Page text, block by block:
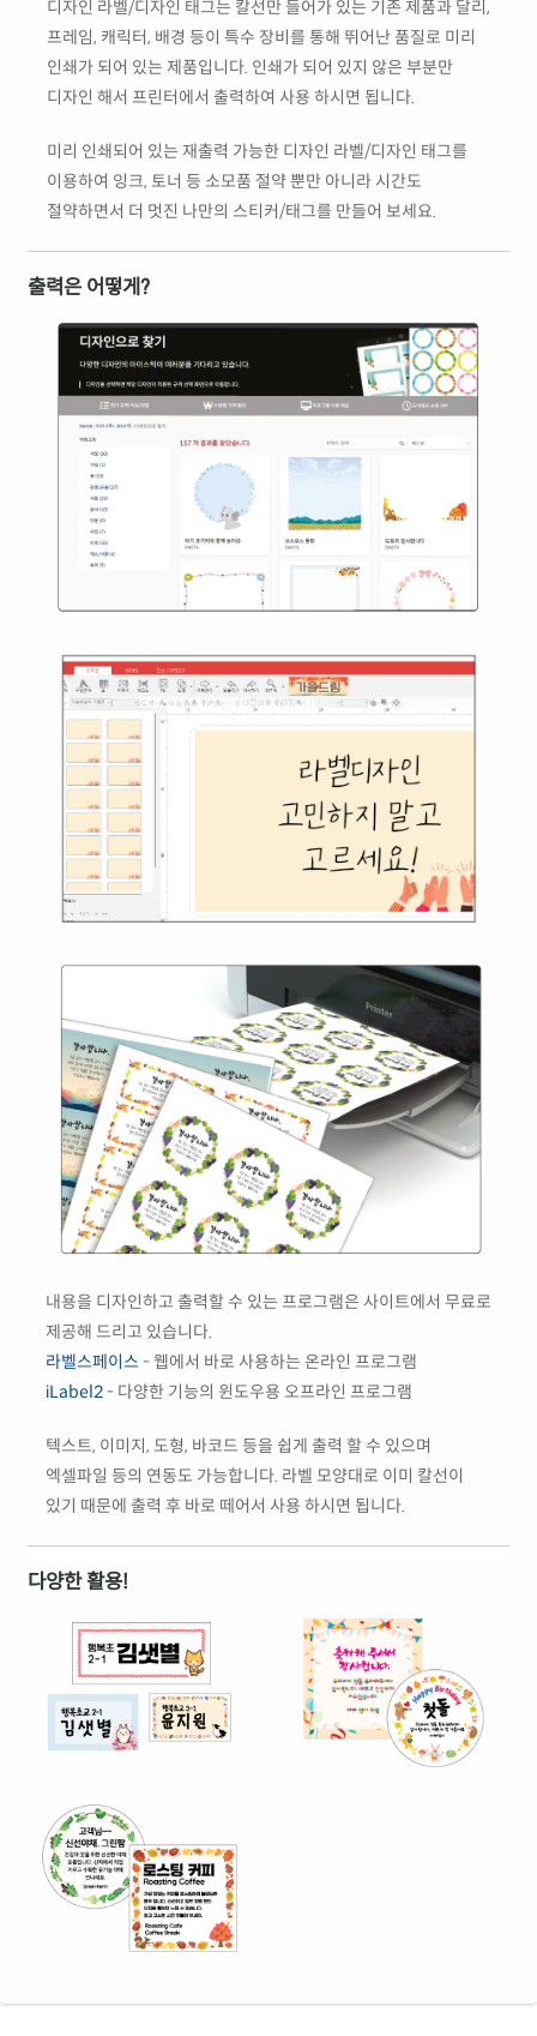
디자인 라벨/디자인 태그는 칼선만 들어가 있는 기존 제품과 달리,
프레임, 캐릭터, 배경 등이 특수 장비를 통해 뛰어난 품질로 미리
인쇄가 되어 있는 제품입니다. 인쇄가 되어 있지 않은 부분만
디자인 해서 프린터에서 출력하여 사용 하시면 됩니다.
미리 인쇄되어 있는 재출력 가능한 디자인 라벨/디자인 태그를
이용하여 잉크, 토너 등 소모품 절약 뿐만 아니라 시간도
절약하면서 더 멋진 나만의 스티커/태그를 만들어 보세요.
출력은 어떻게?
내용을 디자인하고 출력할 수 있는 프로그램은 사이트에서 무료로
제공해 드리고 있습니다.
라벨스페이스 - 웹에서 바로 사용하는 온라인 프로그램
iLabel2- 다양한 기능의 윈도우용 오프라인 프로그램
텍스트, 이미지, 도형, 바코드 등을 쉽게 출력 할 수 있으며
엑셀파일 등의 연동도 가능합니다. 라벨 모양대로 이미 칼선이
있기 때문에 출력 후 바로 떼어서 사용 하시면 됩니다.
다양한 활용!